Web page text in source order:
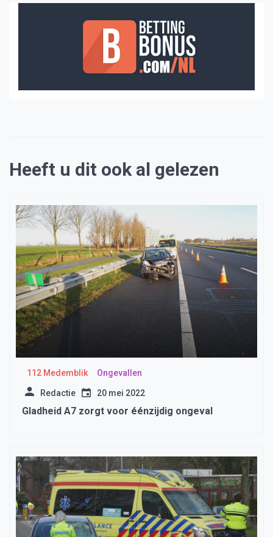
Heeft u dit ook al gelezen
112 Medemblik Ongevallen
Redactie 20 mei 2022
Gladheid A7 zorgt voor éénzijdig ongeval